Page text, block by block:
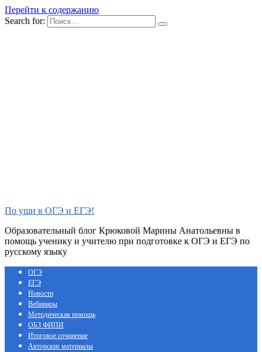
Перейти к содержанию
Search for:
По уши в ОГЭ и ЕГЭ!
Образовательный блог Крюковой Марины Анатольевны в
помощь ученику и учителю при подготовке к ОГЭ и ЕГЭ по
русскому языку
ОГЭ
ЕГЭ
Новости
Вебинары
Методическая помощь
ОБЗ ФИПИ
Итоговое сочинение
Авторские материалы